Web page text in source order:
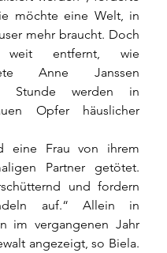
möchte eine Welt, in
mehr braucht. Doch
entfernt, wie
Anne Janssen
Stunde werden in
Opfer häuslicher
eine Frau von ihrem
Partner getötet.
und fordern
auf.“ Allein in
im vergangenen Jahr
angezeigt, so Biela.